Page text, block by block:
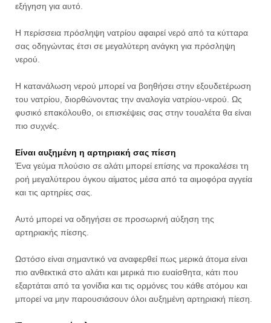
εξήγηση για αυτό.
Η περίσσεια πρόσληψη νατρίου αφαιρεί νερό από τα κύτταρα
σας οδηγώντας έτσι σε μεγαλύτερη ανάγκη για πρόσληψη
νερού.
Η κατανάλωση νερού μπορεί να βοηθήσει στην εξουδετέρωση
του νατρίου, διορθώνοντας την αναλογία νατρίου-νερού. Ως
φυσικό επακόλουθο, οι επισκέψεις σας στην τουαλέτα θα είναι
πιο συχνές.
Είναι αυξημένη η αρτηριακή σας πίεση
Ένα γεύμα πλούσιο σε αλάτι μπορεί επίσης να προκαλέσει τη
ροή μεγαλύτερου όγκου αίματος μέσα από τα αιμοφόρα αγγεία
και τις αρτηρίες σας.
Αυτό μπορεί να οδηγήσει σε προσωρινή αύξηση της
αρτηριακής πίεσης.
Ωστόσο είναι σημαντικό να αναφερθεί πως μερικά άτομα είναι
πιο ανθεκτικά στο αλάτι και μερικά πιο ευαίσθητα, κάτι που
εξαρτάται από τα γονίδια και τις ορμόνες του κάθε ατόμου και
μπορεί να μην παρουσιάσουν όλοι αυξημένη αρτηριακή πίεση.